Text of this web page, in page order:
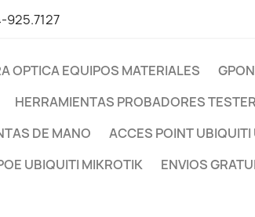
925.7127
OPTICA EQUIPOS MATERIALES
HERRAMIENTAS PROBADORES TESTER
DE MANO
ACCES POINT
UBIQUITI MIKROTIK
ENVIOS